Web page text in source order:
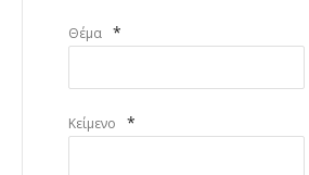
Θέμα *
Κείμενο *